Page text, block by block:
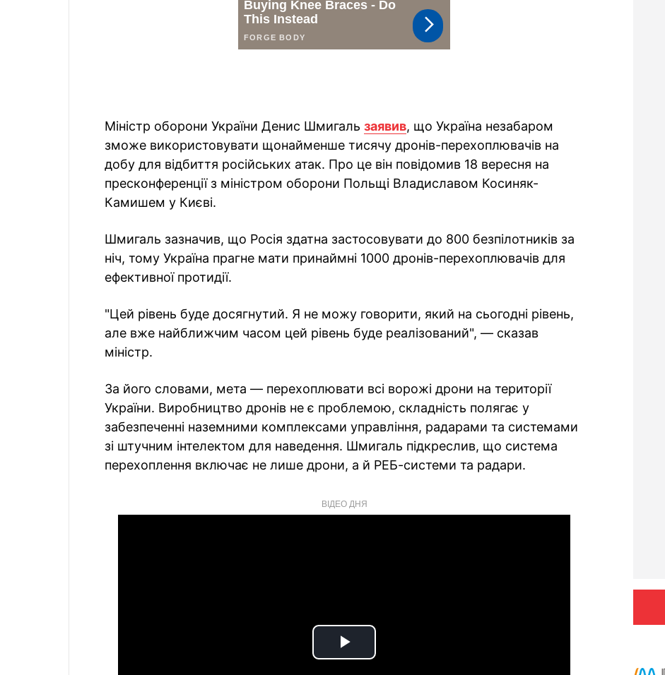
Міністр оборони України Денис Шмигаль заявив, що Україна незабаром
зможе використовувати щонайменше тисячу дронів-перехоплювачів на
добу для відбиття російських атак. Про це він повідомив 18 вересня на
пресконференції з міністром оборони Польщі Владиславом Косиняк-
Камишем у Києві.
Шмигаль зазначив, що Росія здатна застосовувати до 800 безпілотників за
ніч, тому Україна прагне мати принаймні 1000 дронів-перехоплювачів для
ефективної протидії.
"Цей рівень буде досягнутий. Я не можу говорити, який на сьогодні рівень,
але вже найближчим часом цей рівень буде реалізований", — сказав
міністр.
За його словами, мета — перехоплювати всі ворожі дрони на території
України. Виробництво дронів не є проблемою, складність полягає у
забезпеченні наземними комплексами управління, радарами та системами
зі штучним інтелектом для наведення. Шмигаль підкреслив, що система
перехоплення включає не лише дрони, а й РЕБ-системи та радари.
ВІДЕО ДНЯ
Play